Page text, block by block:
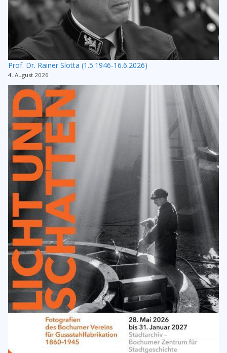
Prof. Dr. Rainer Slotta (1.5.1946-16.6.2026)
4. August 2026